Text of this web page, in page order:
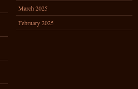
March 2025
February 2025